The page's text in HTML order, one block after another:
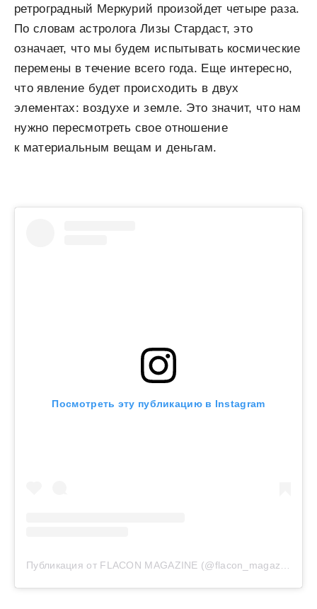
ретроградный Меркурий произойдет четыре раза.
По словам астролога Лизы Стардаст, это
означает, что мы будем испытывать космические
перемены в течение всего года. Еще интересно,
что явление будет происходить в двух
элементах: воздухе и земле. Это значит, что нам
нужно пересмотреть свое отношение
к материальным вещам и деньгам.
Посмотреть эту публикацию в Instagram